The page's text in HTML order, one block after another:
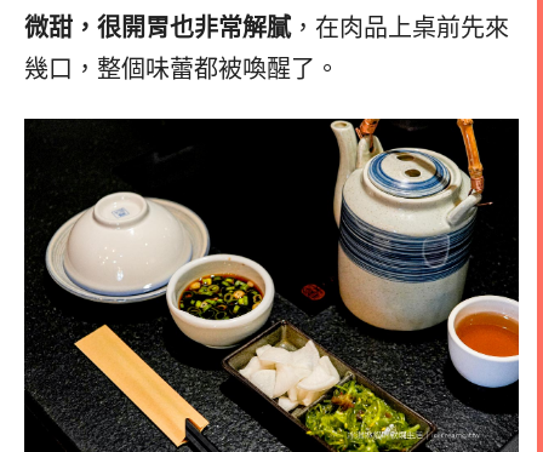
微甜，很開胃也非常解膩，在肉品上桌前先來
幾口，整個味蕾都被喚醒了。